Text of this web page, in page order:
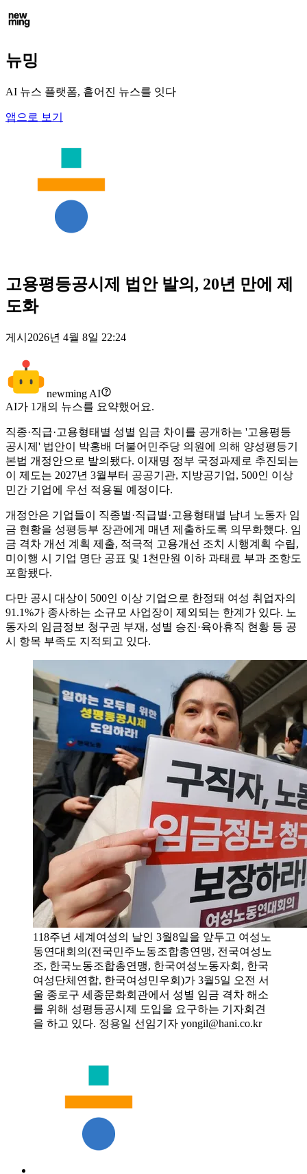
뉴밍
AI 뉴스 플랫폼, 흩어진 뉴스를 잇다
앱으로 보기
고용평등공시제 법안 발의, 20년 만에 제
도화
게시 2026년 4월 8일 22:24
newming AI
AI가 1개의 뉴스를 요약했어요.
직종·직급·고용형태별 성별 임금 차이를 공개하는 '고용평등
공시제' 법안이 박홍배 더불어민주당 의원에 의해 양성평등기
본법 개정안으로 발의됐다. 이재명 정부 국정과제로 추진되는
이 제도는 2027년 3월부터 공공기관, 지방공기업, 500인 이상
민간 기업에 우선 적용될 예정이다.
개정안은 기업들이 직종별·직급별·고용형태별 남녀 노동자 임
금 현황을 성평등부 장관에게 매년 제출하도록 의무화했다. 임
금 격차 개선 계획 제출, 적극적 고용개선 조치 시행계획 수립,
미이행 시 기업 명단 공표 및 1천만원 이하 과태료 부과 조항도
포함됐다.
다만 공시 대상이 500인 이상 기업으로 한정돼 여성 취업자의
91.1%가 종사하는 소규모 사업장이 제외되는 한계가 있다. 노
동자의 임금정보 청구권 부재, 성별 승진·육아휴직 현황 등 공
시 항목 부족도 지적되고 있다.
118주년 세계여성의 날인 3월8일을 앞두고 여성노
동연대회의(전국민주노동조합총연맹, 전국여성노
조, 한국노동조합총연맹, 한국여성노동자회, 한국
여성단체연합, 한국여성민우회)가 3월5일 오전 서
울 종로구 세종문화회관에서 성별 임금 격차 해소
를 위해 성평등공시제 도입을 요구하는 기자회견
을 하고 있다. 정용일 선임기자 yongil@hani.co.kr